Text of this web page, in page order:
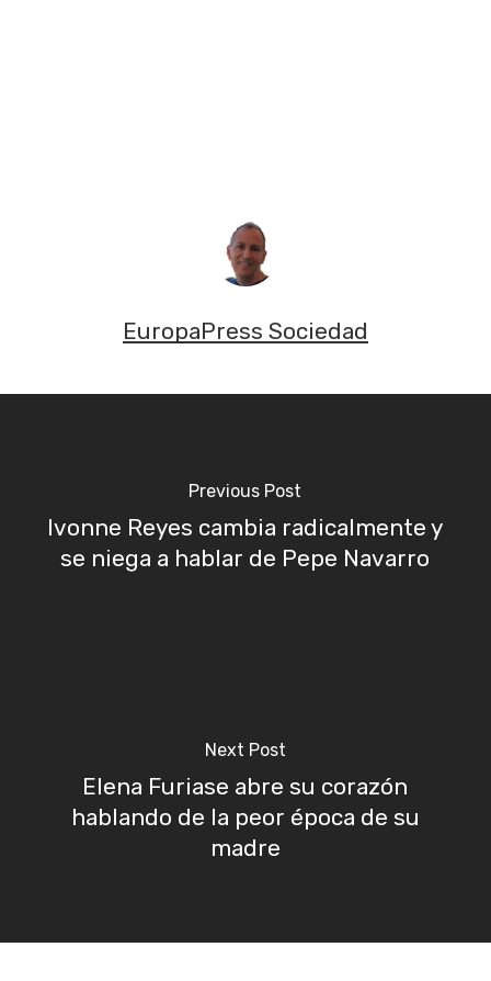
EuropaPress Sociedad
Previous Post
Ivonne Reyes cambia radicalmente y
se niega a hablar de Pepe Navarro
Next Post
Elena Furiase abre su corazón
hablando de la peor época de su
madre